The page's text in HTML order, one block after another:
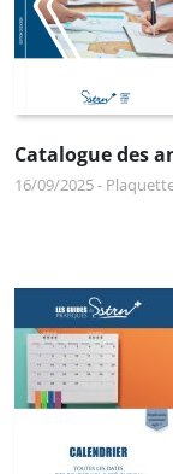
Catalogue des
16/09/2025-